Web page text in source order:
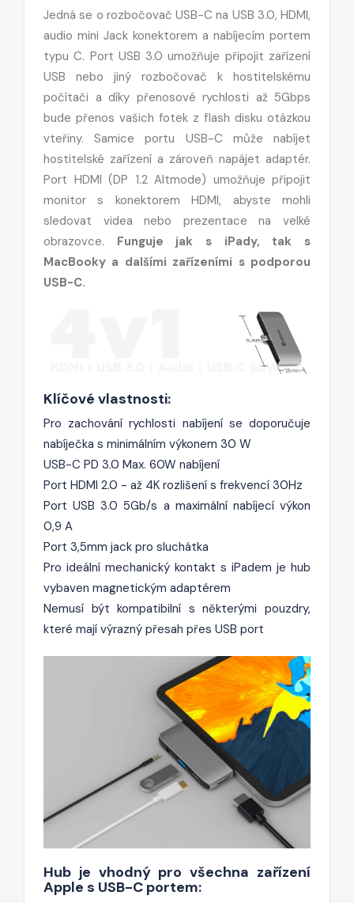
Jedná se o rozbočovač USB-C na USB 3.0, HDMI,
audio mini Jack konektorem a nabíjecím portem
typu C. Port USB 3.0 umožňuje připojit zařízení
USB nebo jiný rozbočovač k hostitelskému
počítači a díky přenosové rychlosti až 5Gbps
bude přenos vašich fotek z flash disku otázkou
vteřiny. Samice portu USB-C může nabíjet
hostitelské zařízení a zároveň napájet adaptér.
Port HDMI (DP 1.2 Altmode) umožňuje připojit
monitor s konektorem HDMI, abyste mohli
sledovat videa nebo prezentace na velké
obrazovce. Funguje jak s iPady, tak s
MacBooky a dalšími zařízeními s podporou
USB-C.
Klíčové vlastnosti:
Pro zachování rychlosti nabíjení se doporučuje
nabíječka s minimálním výkonem 30 W
USB-C PD 3.0 Max. 60W nabíjení
Port HDMI 2.0 - až 4K rozlišení s frekvencí 30Hz
Port USB 3.0 5Gb/s a maximální nabíjecí výkon
0,9 A
Port 3,5mm jack pro sluchátka
Pro ideální mechanický kontakt s iPadem je hub
vybaven magnetickým adaptérem
Nemusí být kompatibilní s některými pouzdry,
které mají výrazný přesah přes USB port
Hub je vhodný pro všechna zařízení
Apple s USB-C portem: